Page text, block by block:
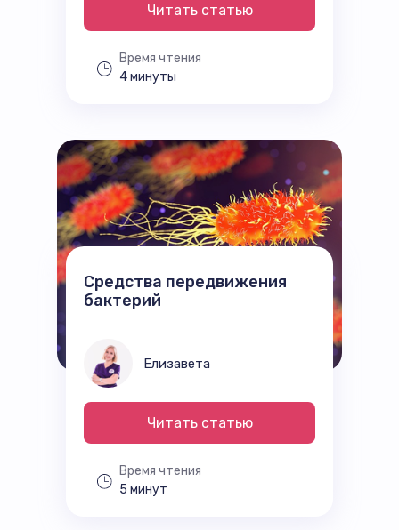
Читать статью
Время чтения
4 минуты
Средства передвижения
бактерий
Елизавета
Читать статью
Время чтения
5 минут